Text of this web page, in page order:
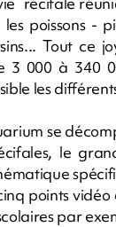
poissons -
Tout ce
3 000 à 340
les
se
le
points vidéo
par